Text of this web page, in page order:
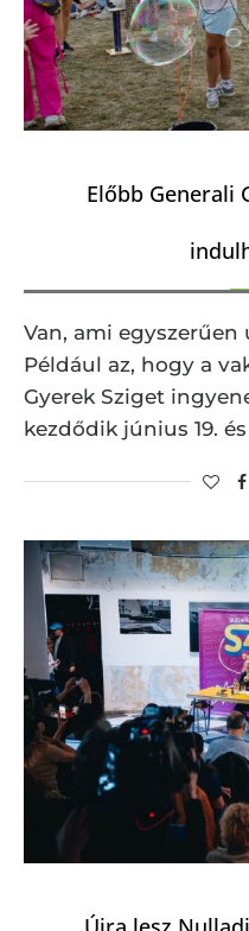
Előbb Generali
Van, ami egyszerűen
Például az, hogy a
Gyerek Sziget
kezdődik június 19.